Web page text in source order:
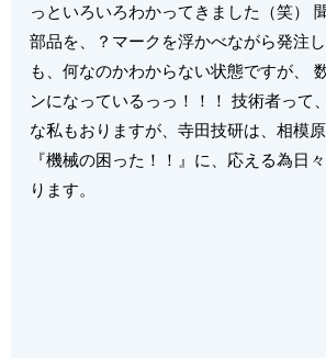
っといろいろわかってきました（笑）
部品を、？マークを浮かべながら発注
も、何なのかわからない状態ですが、
ンになっているっっ！！！ 技術者って
な私もおりますが、寺田技研は、相模原
『機械の困った！！』に、応える為日
ります。